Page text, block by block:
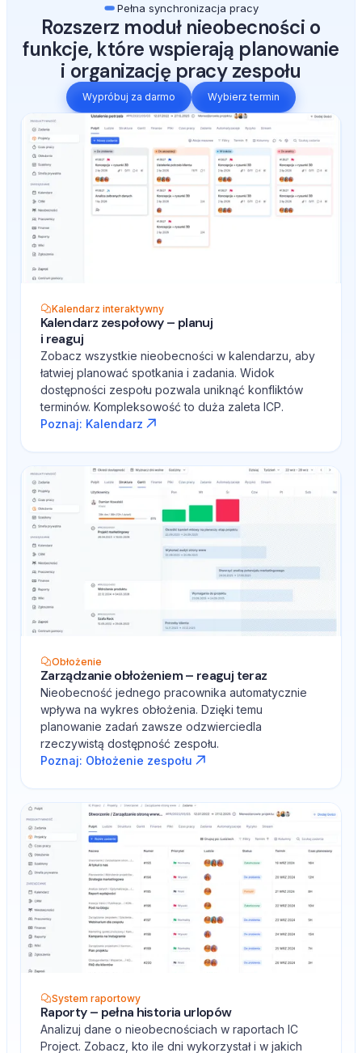
Pełna synchronizacja pracy
Rozszerz moduł nieobecności o
funkcje, które wspierają planowanie
i organizację pracy zespołu
Wypróbuj za darmo Wybierz termin
Kalendarz interaktywny
Kalendarz zespołowy – planuj
i reaguj
Zobacz wszystkie nieobecności w kalendarzu, aby
łatwiej planować spotkania i zadania. Widok
dostępności zespołu pozwala uniknąć konfliktów
terminów. Kompleksowość to duża zaleta ICP.
Poznaj: Kalendarz
Obłożenie
Zarządzanie obłożeniem – reaguj teraz
Nieobecność jednego pracownika automatycznie
wpływa na wykres obłożenia. Dzięki temu
planowanie zadań zawsze odzwierciedla
rzeczywistą dostępność zespołu.
Poznaj: Obłożenie zespołu
System raportowy
Raporty – pełna historia urlopów
Analizuj dane o nieobecnościach w raportach IC
Project. Zobacz, kto ile dni wykorzystał i w jakich